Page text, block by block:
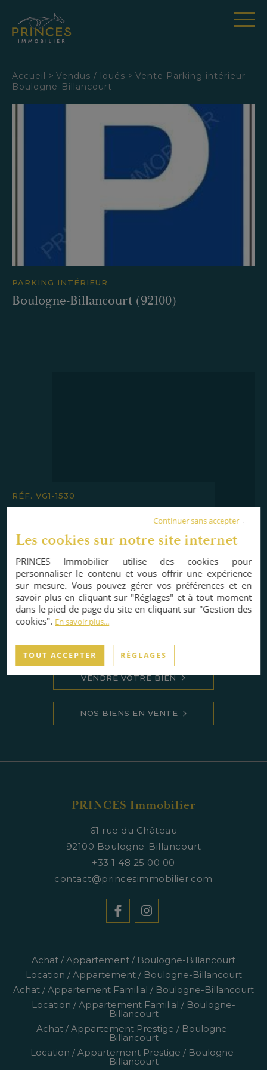
Accueil > Vendus / loués > Vente Parking intérieur
Boulogne-Billancourt
PARKING INTÉRIEUR
Boulogne-Billancourt (92100)
RÉF. VG1-1530
Boulogne Gutenberg / Denfert
Rochereau
Boulogne Gutenberg / Denfert Rochereau Nous
vous proposons à la vente cette grande place en
sous-sol d'une copropriété impeccable et
sécurisée . Place très confort et maniabilité totale,
pas de voisin sur un côté. Hauteur: 3 m, Longueur:
5,3 m, Largeur: 2m40.
VENDRE VOTRE BIEN
NOS BIENS EN VENTE
PRINCES Immobilier
61 rue du Château
92100 Boulogne-Billancourt
+33 1 48 25 00 00
contact@princesimmobilier.com
Achat / Appartement / Boulogne-Billancourt
Location / Appartement / Boulogne-Billancourt
Achat / Appartement Familial / Boulogne-Billancourt
Location / Appartement Familial / Boulogne-
Billancourt
Achat / Appartement Prestige / Boulogne-
Billancourt
Location / Appartement Prestige / Boulogne-
Billancourt
Continuer sans accepter
Les cookies sur notre site internet
PRINCES Immobilier utilise des cookies pour
personnaliser le contenu et vous offrir une expérience
sur mesure. Vous pouvez gérer vos préférences et en
savoir plus en cliquant sur "Réglages" et à tout moment
dans le pied de page du site en cliquant sur "Gestion des
cookies". En savoir plus...
TOUT ACCEPTER RÉGLAGES